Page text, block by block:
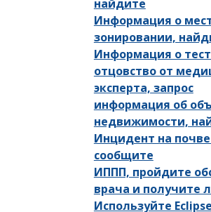
найдите
Информация о
зонировании,
Информация о
отцовство от
эксперта, запрос
информация об
недвижимости,
Инцидент на
сообщите
ИППП, пройдите
врача и получите
Используйте